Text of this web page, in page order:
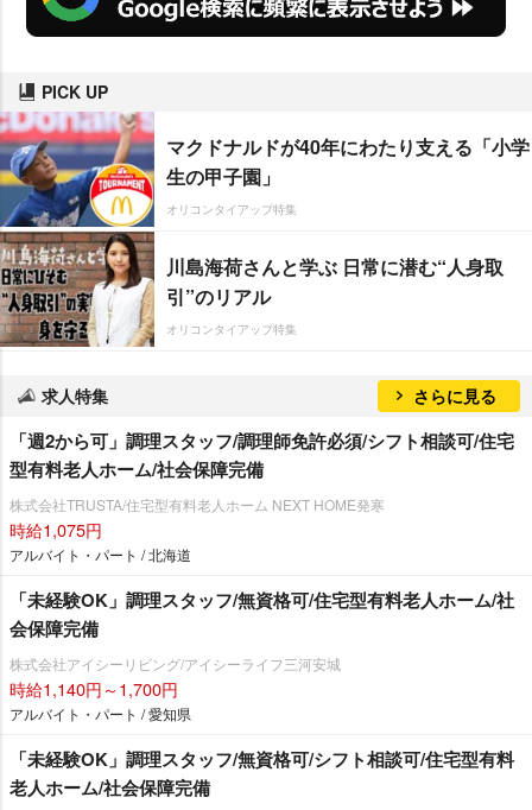
PICK UP
マクドナルドが40年にわたり支える「小学
生の甲子園」
オリコンタイアップ特集
川島海荷さんと学ぶ 日常に潜む“人身取
引”のリアル
オリコンタイアップ特集
求人特集 さらに見る
「週2から可」調理スタッフ/調理師免許必須/シフト相談可/住宅
型有料老人ホーム/社会保障完備
株式会社TRUSTA/住宅型有料老人ホーム NEXT HOME発寒
時給1,075円
アルバイト・パート / 北海道
「未経験OK」調理スタッフ/無資格可/住宅型有料老人ホーム/社
会保障完備
株式会社アイシーリビング/アイシーライフ三河安城
時給1,140円～1,700円
アルバイト・パート / 愛知県
「未経験OK」調理スタッフ/無資格可/シフト相談可/住宅型有料
老人ホーム/社会保障完備